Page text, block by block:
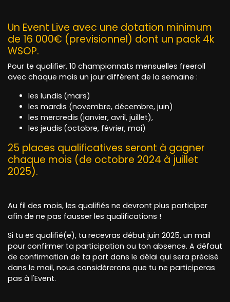
Un Event Live avec une dotation minimum
de 16 000€ (previsionnel) dont un pack 4k
WSOP.
Pour te qualifier, 10 championnats mensuelles freeroll
avec chaque mois un jour différent de la semaine :
les lundis (mars)
les mardis (novembre, décembre, juin)
les mercredis (janvier, avril, juillet),
les jeudis (octobre, février, mai)
25 places qualificatives seront à gagner
chaque mois (de octobre 2024 à juillet
2025).
Au fil des mois, les qualifiés ne devront plus participer
afin de ne pas fausser les qualifications !
Si tu es qualifié(e), tu recevras début juin 2025, un mail
pour confirmer ta participation ou ton absence. A défaut
de confirmation de ta part dans le délai qui sera précisé
dans le mail, nous considèrerons que tu ne participeras
pas à l'Event.